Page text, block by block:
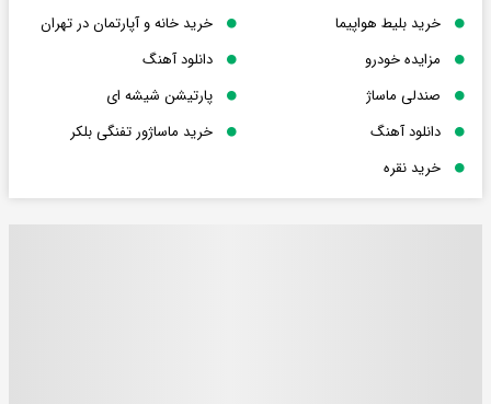
خرید بلیط هواپیما
خرید خانه و آپارتمان در تهران
مزایده خودرو
دانلود آهنگ
صندلی ماساژ
پارتیشن شیشه ای
دانلود آهنگ
خرید ماساژور تفنگی بلکر
خرید نقره